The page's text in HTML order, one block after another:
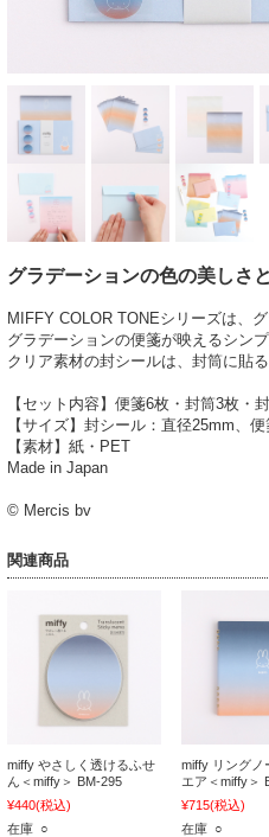
グラデーションの色の美しさ
MIFFY COLOR TONEシリーズは、
グラデーションの便箋が映えるシン
クリア素材の封シールは、封筒に貼
【セット内容】便箋6枚・封筒3枚・
【サイズ】封シール：直径25mm、
【素材】紙・PET
Made in Japan
© Mercis bv
関連商品
miffy やさしく透けるふせ
ん＜miffy＞ BM-295
¥440(税込)
在庫 ○
miffy リングノ
エア＜miffy＞
¥715(税込)
在庫 ○